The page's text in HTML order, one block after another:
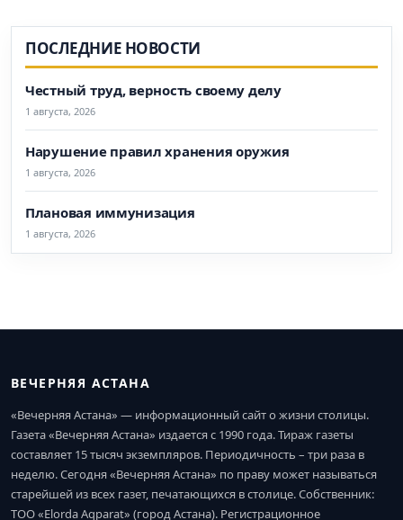
ПОСЛЕДНИЕ НОВОСТИ
Честный труд, верность своему делу
1 августа, 2026
Нарушение правил хранения оружия
1 августа, 2026
Плановая иммунизация
1 августа, 2026
ВЕЧЕРНЯЯ АСТАНА
«Вечерняя Астана» — информационный сайт о жизни столицы.
Газета «Вечерняя Астана» издается с 1990 года. Тираж газеты
составляет 15 тысяч экземпляров. Периодичность – три раза в
неделю. Сегодня «Вечерняя Астана» по праву может называться
старейшей из всех газет, печатающихся в столице. Собственник:
ТОО «Elorda Aqparat» (город Астана). Регистрационное